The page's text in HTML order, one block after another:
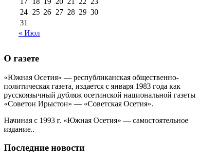
24 25 26 27 28 29 30
31
« Июл
О газете
«Южная Осетия» — республиканская общественно-
политическая газета, издается с января 1983 года как
русскоязычный дубляж осетинской национальной газеты
«Советон Ирыстон» — «Советская Осетия».
Начиная с 1993 г. «Южная Осетия» — самостоятельное
издание..
Последние новости